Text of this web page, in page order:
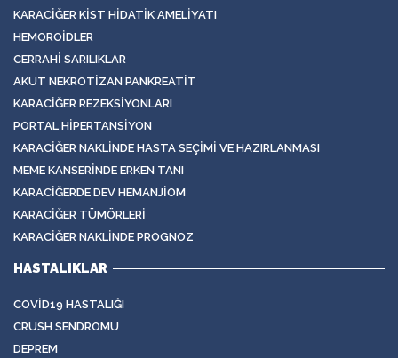
KARACIĞER KIST HIDATIK AMELIYATI
HEMOROIDLER
CERRAHI SARILIKLAR
AKUT NEKROTIZAN PANKREATIT
KARACIĞER REZEKSIYONLARI
PORTAL HIPERTANSIYON
KARACIĞER NAKLINDE HASTA SEÇIMI VE HAZIRLANMASI
MEME KANSERINDE ERKEN TANI
KARACIĞERDE DEV HEMANJIOM
KARACIĞER TÜMÖRLERI
KARACIĞER NAKLINDE PROGNOZ
HASTALIKLAR
COVID19 HASTALIĞI
CRUSH SENDROMU
DEPREM